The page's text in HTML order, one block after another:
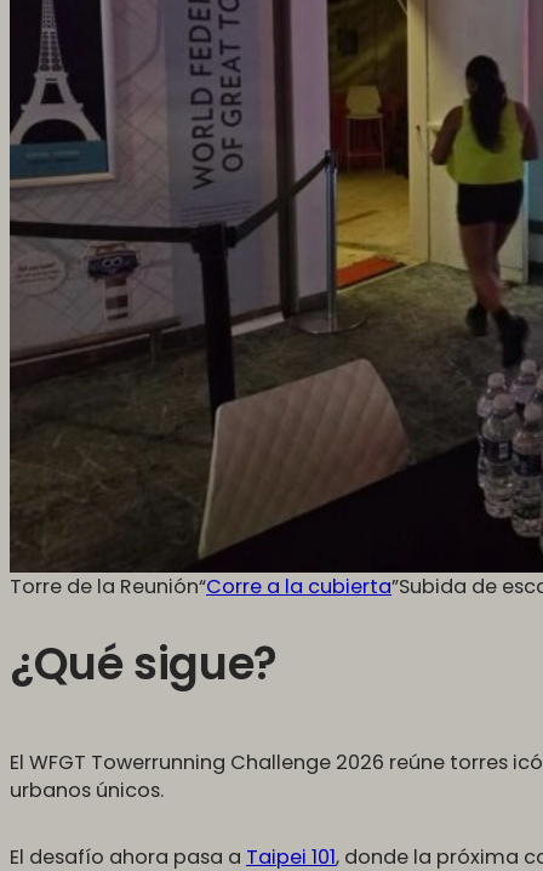
Torre de la Reunión“Corre a la cubierta”Subida de
¿Qué sigue?
El WFGT Towerrunning Challenge 2026 reúne torres
urbanos únicos.
El desafío ahora pasa a Taipei 101, donde la próxima